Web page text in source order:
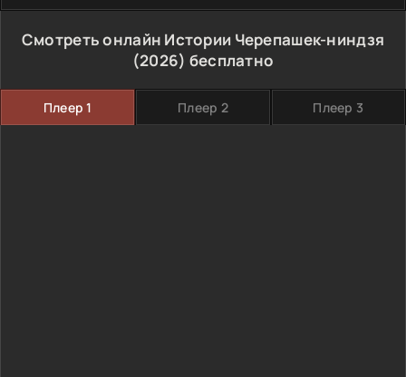
Смотреть онлайн Истории Черепашек-ниндзя
(2026) бесплатно
Плеер 1 Плеер 2 Плеер 3